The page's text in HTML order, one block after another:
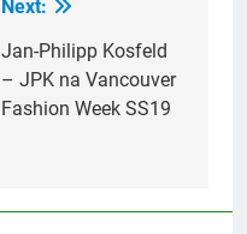
Next:
Jan-Philipp Kosfeld
– JPK na Vancouver
Fashion Week SS19